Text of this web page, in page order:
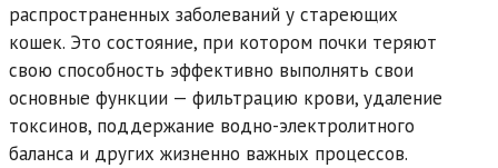
распространенных заболеваний у стареющих
кошек. Это состояние, при котором почки теряют
свою способность эффективно выполнять свои
основные функции — фильтрацию крови, удаление
токсинов, поддержание водно-электролитного
баланса и других жизненно важных процессов.